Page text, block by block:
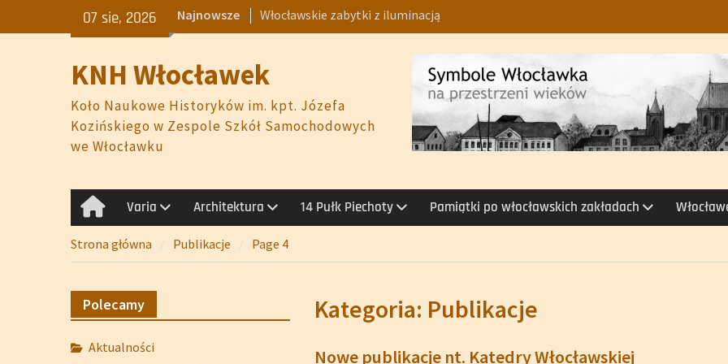
07 sie, 2026 Najnowsze
Włocławskie zabytki z iluminacją
Termometry, metaloplastyka
Plan pracy na rok szkolny 2026/2027
Zamach majowy 1926
Elżbieta Piwek-Białoborska. Fajans –
Forma – Dekoracja 1953–1981
KNH Włocławek
Koło Naukowe Historyków im. kpt. Józefa
Kozińskiego w Zespole Szkół Samochodowych
we Włocławku
Strona
główna
Varia Architektura 14 Pułk Piechoty Pamiątki po włocławskich zakładach
Strona główna Publikacje Page 4
Kategoria: Publikacje
Nowe publikacje nt. Katedry Włocławskiej
Polecamy
Aktualności